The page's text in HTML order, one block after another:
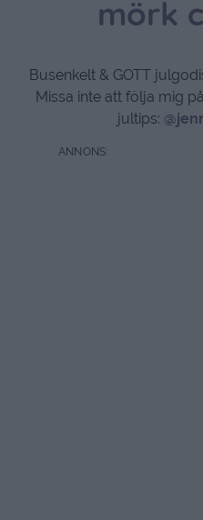
mörk
Busenkelt & GOTT
Missa inte att följa mig
jultips: